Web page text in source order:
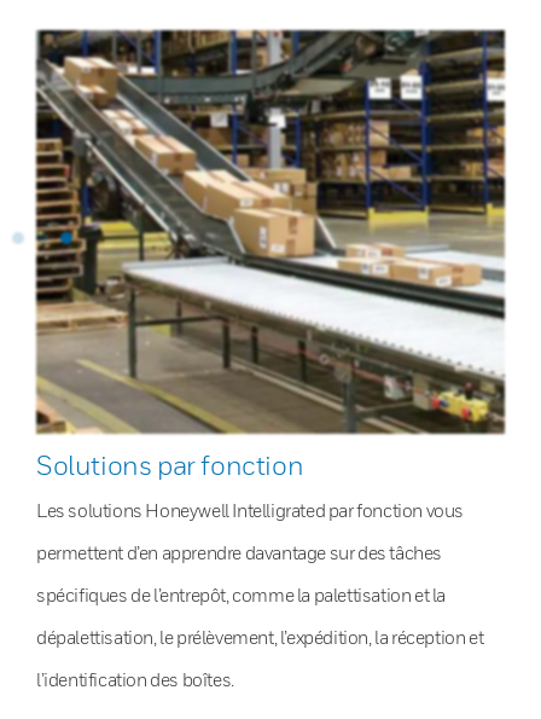
Solutions par fonction
Les solutions Honeywell Intelligrated par fonction vous
permettent d’en apprendre davantage sur des tâches
spécifiques de l’entrepôt, comme la palettisation et la
dépalettisation, le prélèvement, l’expédition, la réception et
l’identification des boîtes.